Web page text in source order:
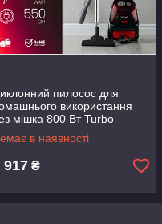
пилосос для
використання
мішка 800 Вт Turbo
Maltec 108017
в наявності
917 ₴